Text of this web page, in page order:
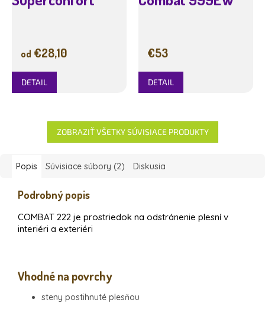
od €28,10
DETAIL
€53
DETAIL
ZOBRAZIŤ VŠETKY SÚVISIACE PRODUKTY
Popis Súvisiace súbory (2) Diskusia
Podrobný popis
COMBAT 222 je prostriedok na odstránenie plesní v
interiéri a exteriéri
Vhodné na povrchy
steny postihnuté plesňou